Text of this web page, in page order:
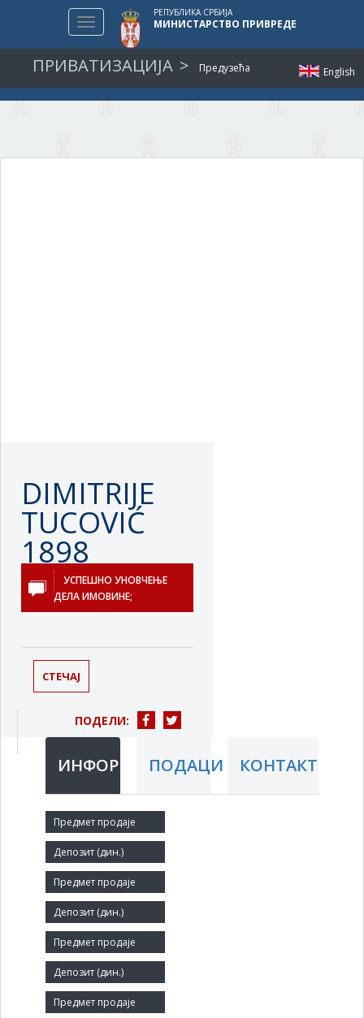
English
Toggle
navigation
РЕПУБЛИКА СРБИЈА
МИНИСТАРСТВО ПРИВРЕДЕ
ПРИВАТИЗАЦИЈА Предузећа
DIMITRIJE
TUCOVIĆ
1898
Београд
УСПЕШНО УНОВЧЕЊЕ
ДЕЛА ИМОВИНЕ;
СТЕЧАЈ
ПОДЕЛИ:
ИНФОРМАЦИЈЕПОДАЦИ КОНТАКТ
Краћи назив:
DIMITRIJE TUCOVIĆ 1898
Правни статус:
ДП
Делатност:
Производња шећера
Матични број: